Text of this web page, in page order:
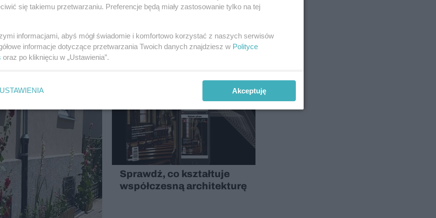
9
Sprawdź, co kształtuje
współczesną architekturę
się takiemu przetwarzaniu. Preferencje będą miały zastosowanie tylko na tej
informacjami, abyś mógł świadomie i komfortowo korzystać z naszych serwisów
informacje dotyczące przetwarzania Twoich danych znajdziesz w Polityce
oraz po kliknięciu w „Ustawienia”.
USTAWIENIA Akceptuję